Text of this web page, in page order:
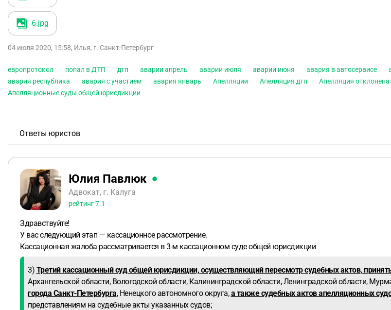
6.jpg
04 июля 2020, 15:58, Илья, г. Санкт-Петербург
европротокол попал в ДТП дтп аварии апрель аварии июля аварии июня авария в автосервисе
авария республика
авария с участием авария январь Апелляции Апелляция дтп Апелляция отклонена
Апелляционные суды общей юрисдикции
Ответы юристов
Юлия Павлюк
Адвокат, г. Калуга
рейтинг7.1
Здравствуйте!
У вас следующий этап — кассационное рассмотрение.
Кассационная жалоба рассматривается в 3-м кассационном суде общей юрисдикции
3) Третий кассационный суд общей юрисдикции, осуществляющий пересмотр судебных актов,
Архангельской области, Вологодской области, Калининградской области, Ленинградской области,
города Санкт-Петербурга, Ненецкого автономного округа,а также судебных актов апелляционных
представлениям на судебные акты указанных судов;